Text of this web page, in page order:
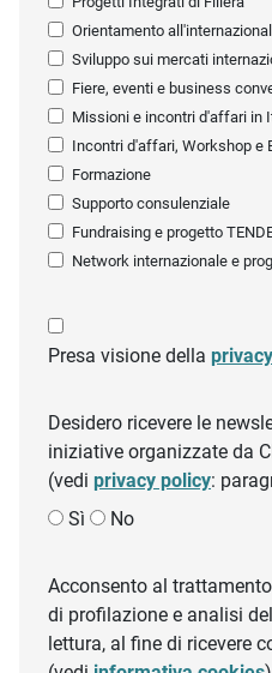
Orientamento
Sviluppo sui mercati
Fiere, eventi e business
Missioni e incontri d'affari in
Incontri d'affari, Workshop e
Formazione
Supporto consulenziale
Fundraising e progetto
Network internazionale e
Presa visione della
Desidero ricevere le
iniziative organizzate da
(vedi privacy policy:
Sì
No
Acconsento al
di profilazione e analisi
lettura, al fine di ricevere